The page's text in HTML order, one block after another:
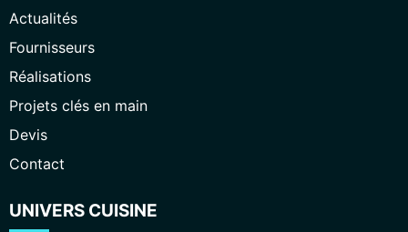
Actualités
Fournisseurs
Réalisations
Projets clés en main
Devis
Contact
UNIVERS CUISINE